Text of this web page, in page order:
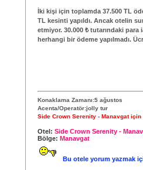
İki kişi için toplamda 37.500 TL
TL kesinti yapıldı. Ancak otelin
etmiyor. 30.000 ₺ tutarındaki
herhangi bir ödeme yapılmadı.
Konaklama Zamanı:5 ağustos
Acenta/Operatör:jolly tur
Side Crown Serenity - Manavgat için
Otel: Side Crown Serenity -
Bölge: Manavgat
Bu otele yorum yazmak